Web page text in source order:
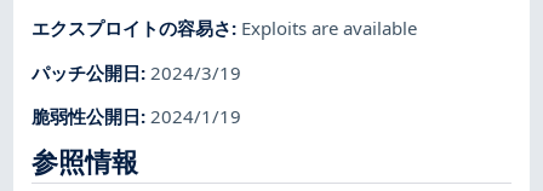
エクスプロイトの容易さ: Exploits are available
パッチ公開日: 2024/3/19
脆弱性公開日:2024/1/19
参照情報